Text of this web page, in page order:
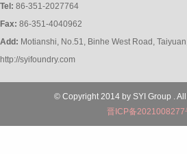
Tel: 86-351-2027764
Fax: 86-351-4040962
Add: Motianshi, No.51, Binhe West Road,
http://syifoundry.com
© Copyright 2014 by SYI Group .
晋ICP备2021008277